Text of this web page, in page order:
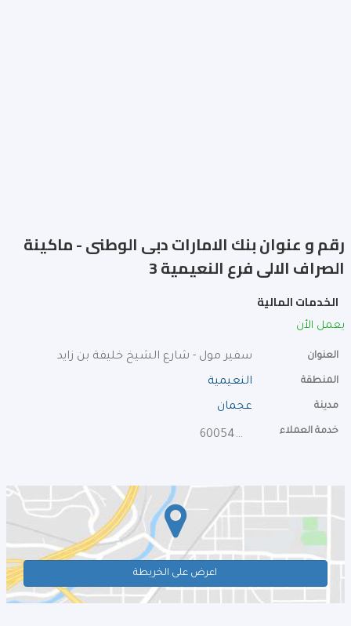
رقم و عنوان بنك الامارات دبى الوطنى - ماكينة
الصراف الالى فرع النعيمية 3
الخدمات المالية
يعمل الأن
العنوان سفير مول - شارع الشيخ خليفة بن زايد
المنطقة النعيمية
مدينة عجمان
خدمة العملاء 600540000
اعرض على الخريطة